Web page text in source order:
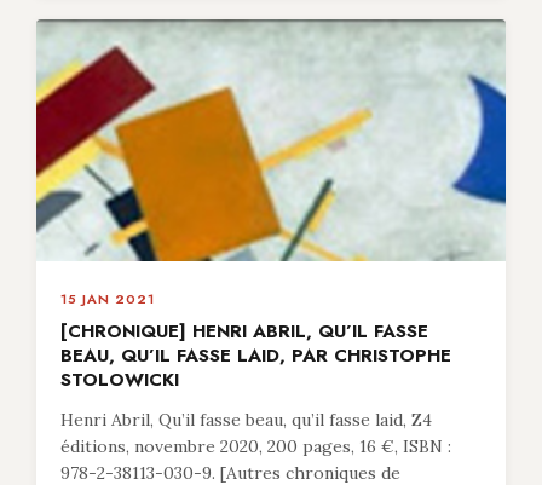
15 JAN 2021
[CHRONIQUE] HENRI ABRIL, QU’IL FASSE
BEAU, QU’IL FASSE LAID, PAR CHRISTOPHE
STOLOWICKI
Henri Abril, Qu’il fasse beau, qu’il fasse laid, Z4
éditions, novembre 2020, 200 pages, 16 €, ISBN :
978-2-38113-030-9. [Autres chroniques de